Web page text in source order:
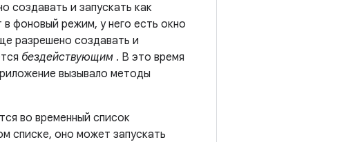
создавать и запускать как
фоновый режим, у него есть окно
разрешено создавать и
бездействующим . В это время
вызывало методы
во временный список
списке, оно может запускать